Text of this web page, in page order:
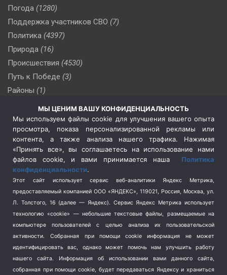
Погода (1280)
Поддержка участников СВО (7)
Политика (4397)
Природа (16)
Происшествия (4530)
Путь к Победе (3)
Районы (1)
(510)
Сельское хозяйство (3)
Социальная политика
(3)
Спецоперация в Украине
Спецоперация на Украине
(404)
Спорт (740)
Терроризм (1)
Транспорт (262)
Туризм (178)
Школа и спорт (2)
МЫ ЦЕНИМ ВАШУ КОНФИДЕНЦИАЛЬНОСТЬ
Мы используем файлы cookie для улучшения вашего опыта
просмотра, показа персонализированной рекламы или
контента, а также анализа нашего трафика. Нажимая
«Принять все», вы соглашаетесь на использование нами
файлов cookie, и вами принимается наша Политика
конфиденциальности.
Этот сайт использует сервис веб-аналитики Яндекс Метрика,
предоставляемый компанией ООО «ЯНДЕКС», 119021, Россия, Москва, ул.
Л. Толстого, 16 (далее — Яндекс). Сервис Яндекс Метрика использует
технологию «cookie» — небольшие текстовые файлы, размещаемые на
компьютере пользователей с целью анализа их пользовательской
активности.
Собранная при помощи cookie информация не может
идентифицировать вас, однако может помочь нам улучшить работу
нашего сайта. Информация об использовании вами данного сайта,
собранная при помощи cookie, будет передаваться Яндексу и храниться